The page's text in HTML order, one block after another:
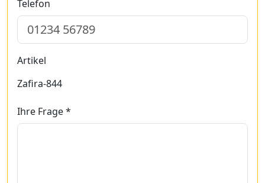
Telefon
Artikel
Zafira-844
Ihre Frage *